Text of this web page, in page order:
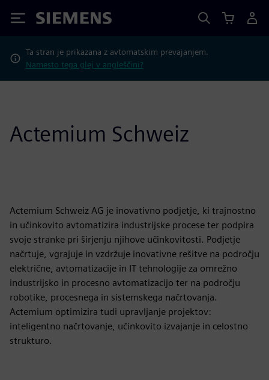
Siemens
Ta stran je prikazana z avtomatskim prevajanjem.
Namesto tega glej v angleščini?
Actemium Schweiz
Actemium Schweiz AG je inovativno podjetje, ki trajnostno
in učinkovito avtomatizira industrijske procese ter podpira
svoje stranke pri širjenju njihove učinkovitosti. Podjetje
načrtuje, vgrajuje in vzdržuje inovativne rešitve na področju
električne, avtomatizacije in IT tehnologije za omrežno
industrijsko in procesno avtomatizacijo ter na področju
robotike, procesnega in sistemskega načrtovanja.
Actemium optimizira tudi upravljanje projektov:
inteligentno načrtovanje, učinkovito izvajanje in celostno
strukturo.